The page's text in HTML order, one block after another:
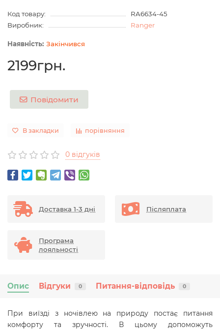
Код товару:
RA6634-45
Виробник:
Ranger
Закінчився
2199грн.
Повідомити
В закладки порівняння
0 відгуків
Доставка 1-3 дні Післяплата
Програма
лояльності
Опис Відгуки 0 Питання-відповідь 0
При виїзді з ночівлею на природу постає питання
комфорту та зручності. В цьому допоможуть